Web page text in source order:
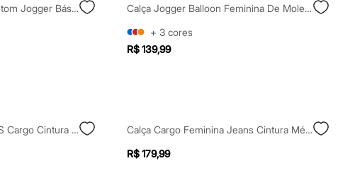
Calça Feminina De Moletom Jogger Básica
Calça Jogger Balloon Feminina De Moletom Cós Elástico Marrom
+ 3 cores
R$ 139,99
Calça De Sarja Reta 90's Cargo Cintura Baixa Kaki
Calça Cargo Feminina Jeans Cintura Média Azul
R$ 179,99